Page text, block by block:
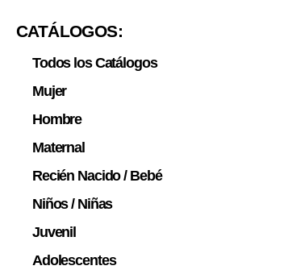
CATÁLOGOS:
Todos los Catálogos
Mujer
Hombre
Maternal
Recién Nacido / Bebé
Niños / Niñas
Juvenil
Adolescentes